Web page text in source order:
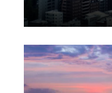
Leer más